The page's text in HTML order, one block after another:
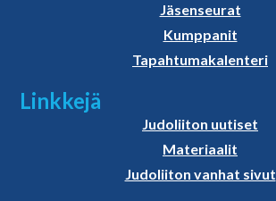
Jäsenseurat
Kumppanit
Tapahtumakalenteri
Linkkejä
Judoliiton uutiset
Materiaalit
Judoliiton vanhat sivut